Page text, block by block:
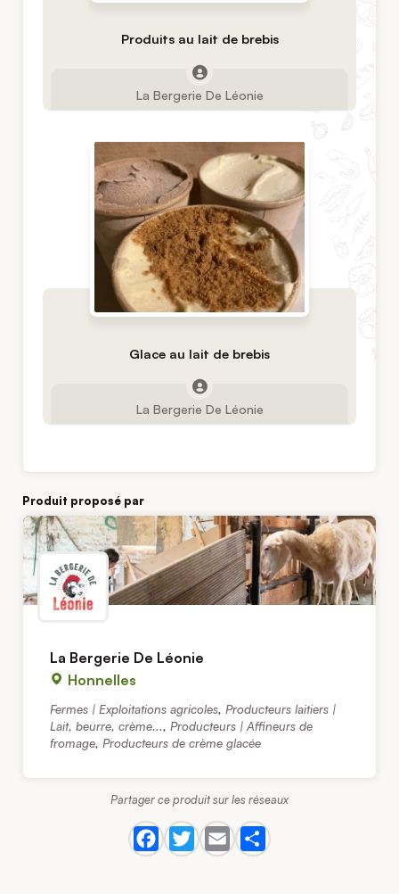
Produits au lait de brebis
La Bergerie De Léonie
Glace au lait de brebis
La Bergerie De Léonie
Produit proposé par
La Bergerie De Léonie
Honnelles
Fermes | Exploitations agricoles, Producteurs laitiers |
Lait, beurre, crème..., Producteurs | Affineurs de
fromage, Producteurs de crème glacée
Partager ce produit sur les réseaux